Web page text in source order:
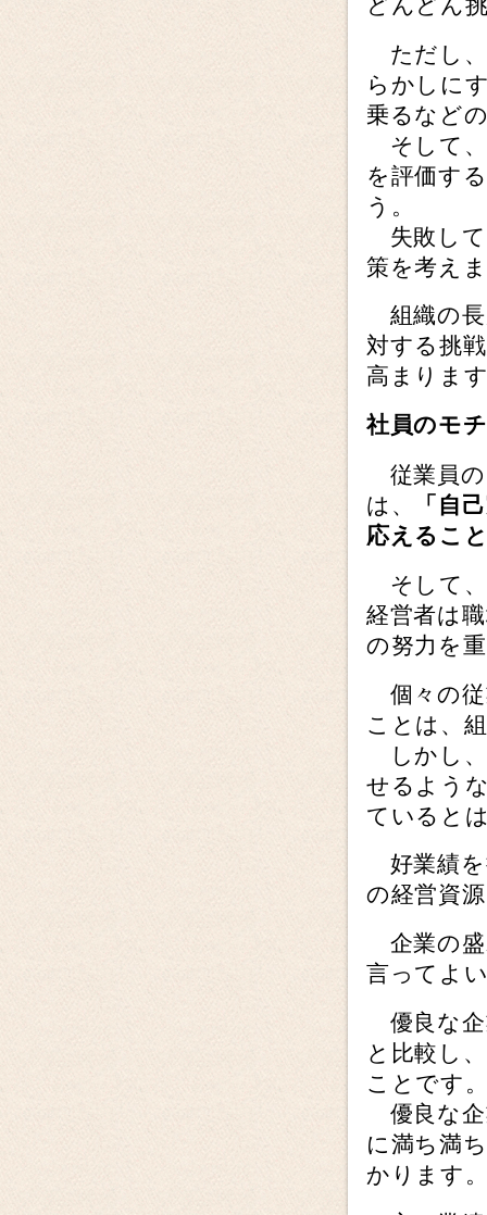
ただし、
らかしに
乗るなど
そして、
を評価す
う。
失敗して
策を考え
組織の長
対する挑
高まりま
社員のモ
従業員の
は、
「自
応えるこ
そして、
経営者は
の努力を
個々の従
ことは、
しかし、
せるよう
ていると
好業績を
の経営資
企業の盛
言ってよ
優良な企
と比較し
ことです
優良な企
に満ち満
かります